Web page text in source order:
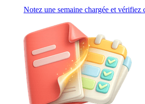
Notez une semaine chargée et vérifiez